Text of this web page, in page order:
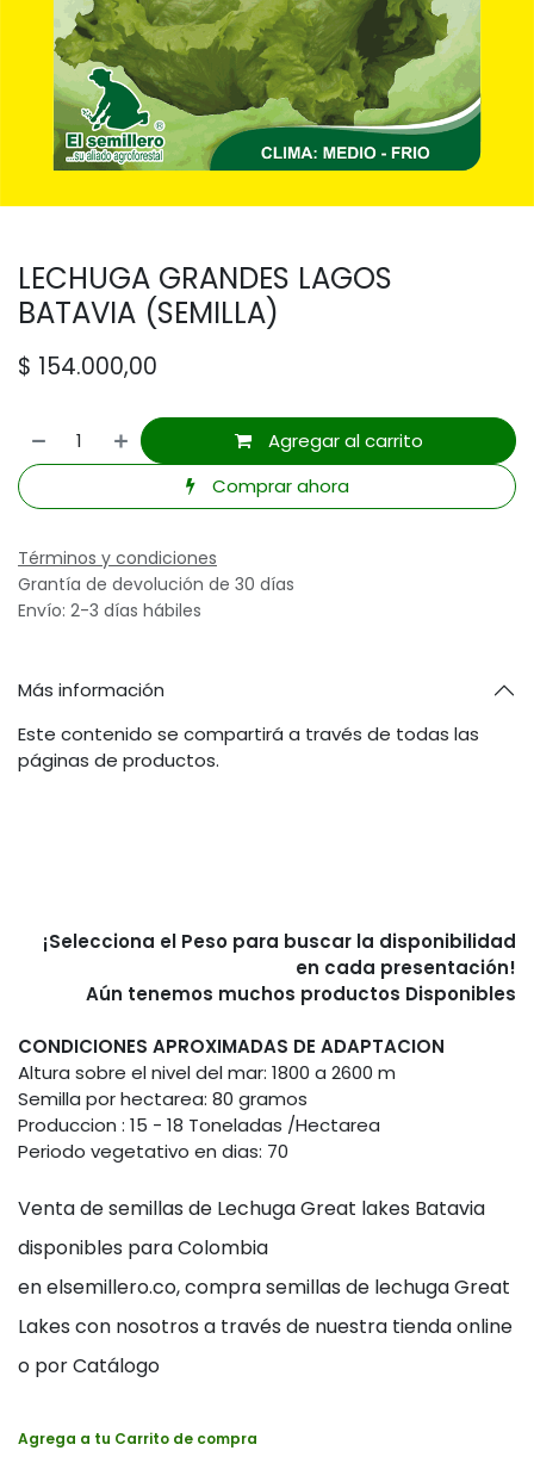
LECHUGA GRANDES LAGOS
BATAVIA (SEMILLA)
$ 154.000,00
Agregar al carrito
Comprar ahora
Términos y condiciones
Grantía de devolución de 30 días
Envío: 2-3 días hábiles
Más información
Este contenido se compartirá a través de todas las
páginas de productos.
¡Selecciona el Peso para buscar la disponibilidad
en cada presentación!
Aún tenemos muchos productos Disponibles
CONDICIONES APROXIMADAS DE ADAPTACION
Altura sobre el nivel del mar: 1800 a 2600 m
Semilla por hectarea: 80 gramos
Produccion : 15 - 18 Toneladas /Hectarea
Periodo vegetativo en dias: 70
Venta de semillas de Lechuga Great lakes Batavia
disponibles para Colombia
en elsemillero.co, compra semillas de lechuga Great
Lakes con nosotros a través de nuestra tienda online
o por Catálogo
Agrega a tu Carrito de compra